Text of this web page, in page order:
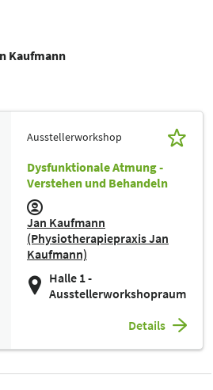
Kaufmann
Ausstellerworkshop
Dysfunktionale Atmung -
Verstehen und Behandeln
Jan Kaufmann
(Physiotherapiepraxis Jan
Kaufmann)
Halle 1 -
Ausstellerworkshopraum
Details